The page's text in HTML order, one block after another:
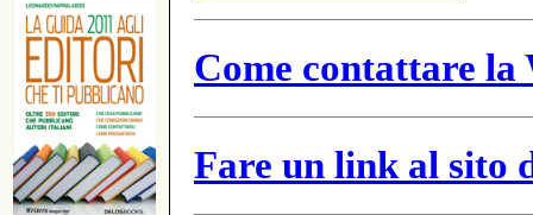
Come contattare
Fare un link al sito